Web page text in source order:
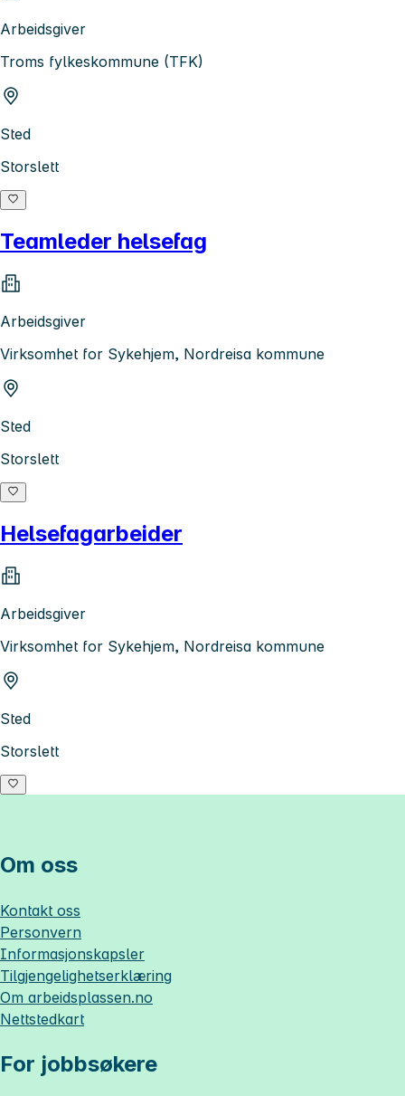
Arbeidsgiver
Troms fylkeskommune (TFK)
Sted
Storslett
Teamleder helsefag
Arbeidsgiver
Virksomhet for Sykehjem, Nordreisa kommune
Sted
Storslett
Helsefagarbeider
Arbeidsgiver
Virksomhet for Sykehjem, Nordreisa kommune
Sted
Storslett
Om oss
Kontakt oss
Personvern
Informasjonskapsler
Tilgjengelighetserklæring
Om arbeidsplassen.no
Nettstedkart
For jobbsøkere